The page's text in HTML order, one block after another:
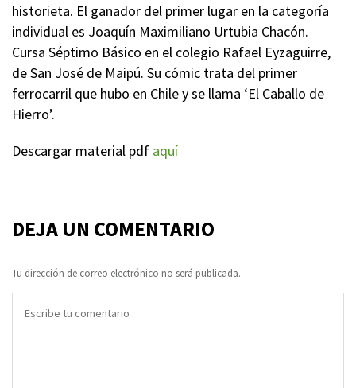
historieta. El ganador del primer lugar en la categoría
individual es Joaquín Maximiliano Urtubia Chacón.
Cursa Séptimo Básico en el colegio Rafael Eyzaguirre,
de San José de Maipú. Su cómic trata del primer
ferrocarril que hubo en Chile y se llama ‘El Caballo de
Hierro’.
Descargar material pdf aquí
DEJA UN COMENTARIO
Tu dirección de correo electrónico no será publicada.